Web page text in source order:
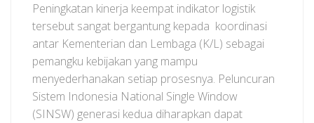
Peningkatan kinerja keempat indikator logistik
tersebut sangat bergantung kepada koordinasi
antar Kementerian dan Lembaga (K/L) sebagai
pemangku kebijakan yang mampu
menyederhanakan setiap prosesnya. Peluncuran
Sistem Indonesia National Single Window
(SINSW) generasi kedua diharapkan dapat